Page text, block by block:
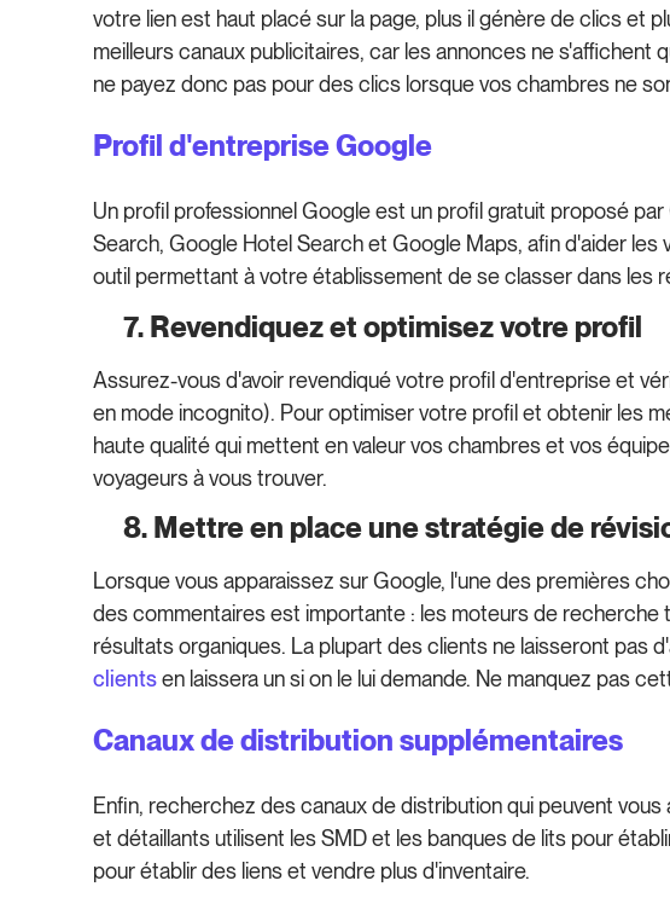
votre lien est haut placé sur la page, plus il génère de clics
meilleurs canaux publicitaires, car les annonces ne
ne payez donc pas pour des clics lorsque vos chambres ne
Profil d'entreprise Google
Un profil professionnel Google est un profil gratuit proposé
Search, Google Hotel Search et Google Maps, afin d'aider
outil permettant à votre établissement de se classer dans les
7. Revendiquez et optimisez votre profil
Assurez-vous d'avoir revendiqué votre profil d'entreprise et
en mode incognito). Pour optimiser votre profil et obtenir les
haute qualité qui mettent en valeur vos chambres et vos
voyageurs à vous trouver.
8. Mettre en place une stratégie de
Lorsque vous apparaissez sur Google, l'une des premières
des commentaires est importante : les moteurs de
résultats organiques. La plupart des clients ne laisseront pas
clientsen laissera un si on le lui demande. Ne manquez pas
Canaux de distribution supplémentaires
Enfin, recherchez des canaux de distribution qui peuvent
et détaillants utilisent les SMD et les banques de lits pour
pour établir des liens et vendre plus d'inventaire.